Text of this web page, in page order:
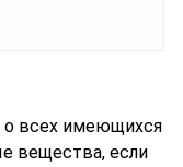
о всех имеющихся
вещества, если